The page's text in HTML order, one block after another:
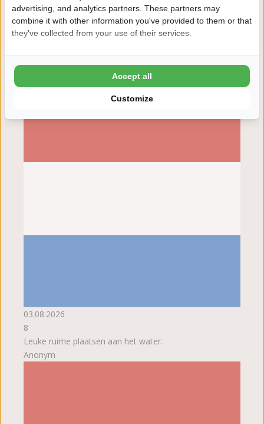
8
03.08.2026
8
Leuke ruime plaatsen aan het water.
Anonym
advertising, and analytics partners. These partners may
combine it with other information you've provided to them or that
they've collected from your use of their services.
Customize
Accept all